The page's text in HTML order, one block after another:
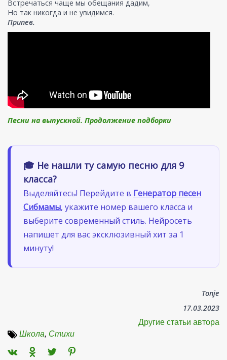
Встречаться чаще мы обещания дадим,
Но так никогда и не увидимся.
Припев.
Песни на выпускной. Продолжение подборки
🎓 Не нашли ту самую песню для 9
класса?
Выделяйтесь! Перейдите в Генератор песен
Сибмамы, укажите номер вашего класса и
выберите современный стиль. Нейросеть
напишет для вас эксклюзивный хит за 1
минуту!
Tonje
17.03.2023
Другие статьи автора
Школа, Стихи